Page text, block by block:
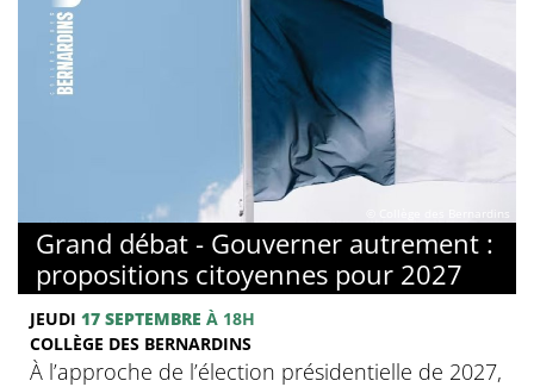
Grand débat - Gouverner autrement :
propositions citoyennes pour 2027
JEUDI 17 SEPTEMBRE À 18H
COLLÈGE DES BERNARDINS
À l’approche de l’élection présidentielle de 2027,